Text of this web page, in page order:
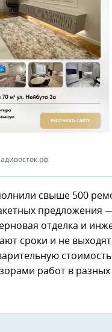
свыше 500
отделка и
сроки и не
работ в